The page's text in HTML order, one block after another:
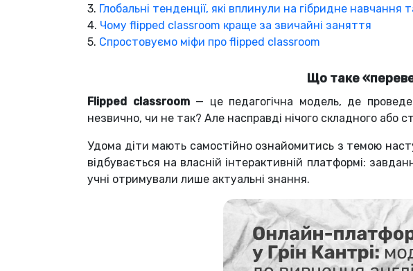
3. Глобальні тенденції, які вплинули на гібридне
4. Чому flipped classroom краще за звичайні заняття
5. Спростовуємо міфи про flipped classroom
Що таке
Flipped classroom— це педагогічна модель, де
незвично, чи не так? Але насправді нічого складного або
Удома діти мають самостійно ознайомитись з темою
відбувається на власній інтерактивній платформі:
учні отримували лише актуальні знання.